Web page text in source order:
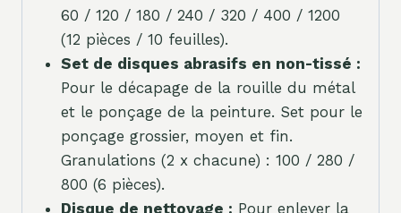
60 / 120 / 180 / 240 / 320 / 400 / 1200
(12 pièces / 10 feuilles).
Set de disques abrasifs en non-tissé :
Pour le décapage de la rouille du métal
et le ponçage de la peinture. Set pour le
ponçage grossier, moyen et fin.
Granulations (2 x chacune) : 100 / 280 /
800 (6 pièces).
Disque de nettoyage : Pour enlever la